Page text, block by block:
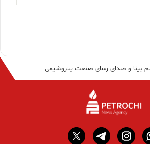
بینا و صدای رسای صنعت پتروشیمی